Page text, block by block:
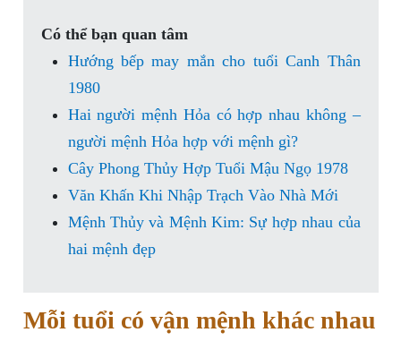
Có thể bạn quan tâm
Hướng bếp may mắn cho tuổi Canh Thân
1980
Hai người mệnh Hỏa có hợp nhau không –
người mệnh Hỏa hợp với mệnh gì?
Cây Phong Thủy Hợp Tuổi Mậu Ngọ 1978
Văn Khấn Khi Nhập Trạch Vào Nhà Mới
Mệnh Thủy và Mệnh Kim: Sự hợp nhau của
hai mệnh đẹp
Mỗi tuổi có vận mệnh khác nhau